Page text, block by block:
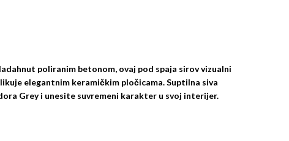
poliranim betonom, ovaj pod spaja sirov vizualni
elegantnim keramičkim pločicama. Suptilna siva
Greyi unesite suvremeni karakter u svoj interijer.